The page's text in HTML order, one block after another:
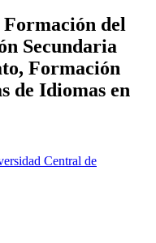
del
Secundaria
Formación
de Idiomas en
Central de